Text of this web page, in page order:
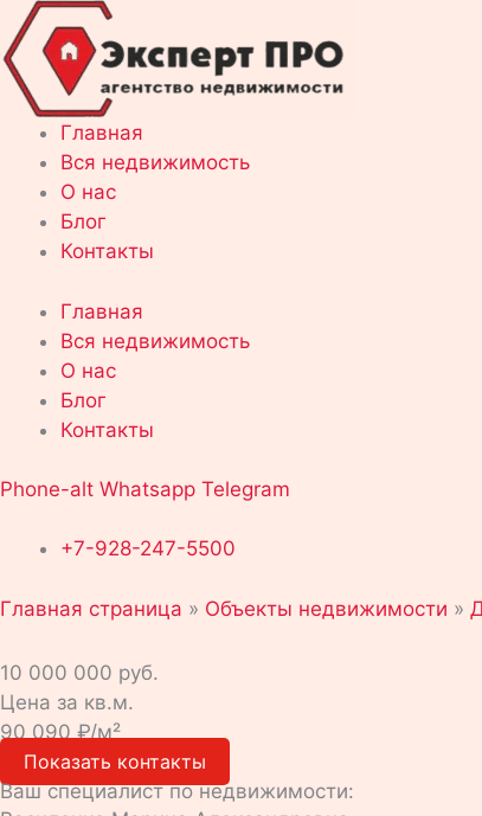
Перейти
к
содержимому
Главная
Вся недвижимость
О нас
Блог
Контакты
Главная
Вся недвижимость
О нас
Блог
Контакты
Phone-alt Whatsapp Telegram
+7-928-247-5500
Главная страница » Объекты недвижимости »
10 000 000 руб.
Цена за кв.м.
90 090 ₽/м²
Показать контакты
Ваш специалист по недвижимости: